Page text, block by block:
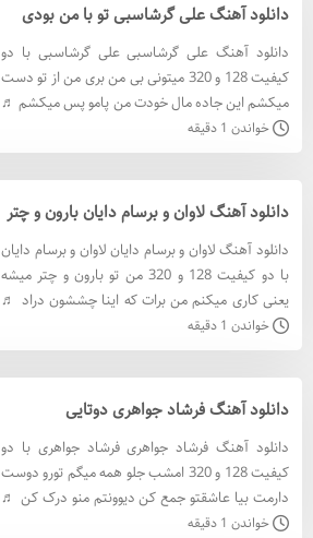
دانلود آهنگ علی گرشاسبی تو با من بودی
دانلود آهنگ علی گرشاسبی علی گرشاسبی با دو
کیفیت 128 و 320 میتونی بی من بری من از تو دست
میکشم این جاده مال خودت من پامو پس میکشم ♬
پخش آنلاین و دانلود ♬ دانلود آهنگ علی گرشاسبی
با کيفيت 320 دانل
خواندن 1 دقیقه
دانلود آهنگ لاوان و برسام دایان بارون و چتر
دانلود آهنگ لاوان و برسام دایان لاوان و برسام دایان
با دو کیفیت 128 و 320 من تو بارون و چتر میشه
یعنی کاری میکنم من برات که اینا چششون دراد ♬
پخش آنلاین و دانلود ♬ دانلود آهنگ لاوان و برسام
خواندن 1 دقیقه
دانلود آهنگ فرشاد جواهری دوتایی
دانلود آهنگ فرشاد جواهری فرشاد جواهری با دو
کیفیت 128 و 320 امشب جلو همه میگم تورو دوست
دارمت بیا عاشقتو جمع کن دیوونتم منو درک کن ♬
پخش آنلاین و دانلود ♬ دانلود آهنگ فرشاد جواهری
خواندن 1 دقیقه